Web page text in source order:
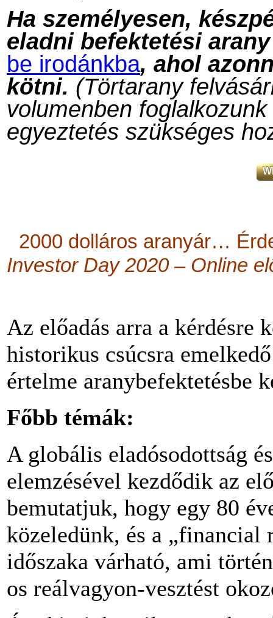
Ha személyesen,
eladni befektetési
be irodánkba, ahol
kötni. (Törtarany
volumenben
egyeztetés szükséges
2000 dolláros aranyár…
Investor Day 2020 – Online
Az előadás arra a kérdésre
historikus csúcsra
értelme aranybefektetésbe
Főbb témák:
A globális eladósodottság
elemzésével kezdődik az
bemutatjuk, hogy egy 80
közeledünk, és a
időszaka várható, ami
os reálvagyon-vesztést